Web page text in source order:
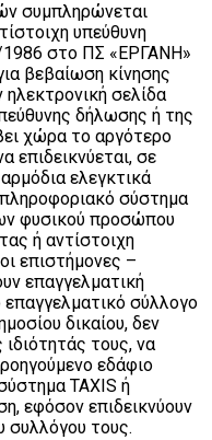
συμπληρώνεται
υπεύθυνη
στο ΠΣ «ΕΡΓΑΝΗ»
βεβαίωση κίνησης
σελίδα
δήλωσης ή της
χώρα το αργότερο
επιδεικνύεται, σε
ελεγκτικά
σύστημα
φυσικού προσώπου
ή αντίστοιχη
επιστήμονες –
επαγγελματική
επαγγελματικό σύλλογο
δικαίου, δεν
τους, να
εδάφιο
TAXIS ή
εφόσον επιδεικνύουν
συλλόγου τους.